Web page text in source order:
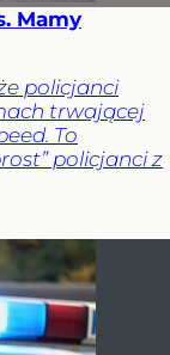
Mamy
policjanci
trwającej
To
policjanci z